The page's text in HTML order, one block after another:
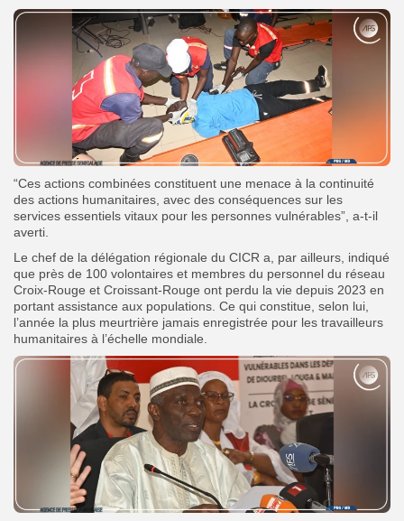
“Ces actions combinées constituent une menace à la continuité
des actions humanitaires, avec des conséquences sur les
services essentiels vitaux pour les personnes vulnérables”, a-t-il
averti.
Le chef de la délégation régionale du CICR a, par ailleurs, indiqué
que près de 100 volontaires et membres du personnel du réseau
Croix-Rouge et Croissant-Rouge ont perdu la vie depuis 2023 en
portant assistance aux populations. Ce qui constitue, selon lui,
l’année la plus meurtrière jamais enregistrée pour les travailleurs
humanitaires à l’échelle mondiale.